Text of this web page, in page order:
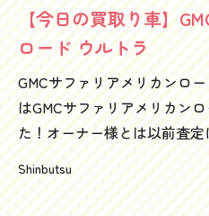
くっちゃったので、そのへ
には詳しいつもりです。10年
車の査定は、まずはハッピ
い。ノアでおもいだしまし
という型式ですが、その前
SR60って型も、まだまだ値
り高いこともしばしばあり
【今日の買取り車】
ロード ウルトラ
GMCサファリアメリカンロ
はGMCサファリアメリカン
た！オーナー様とは以前査
のグッドコンディションの
Shinbutsu